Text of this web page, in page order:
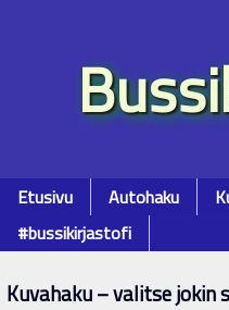
Etusivu Autohaku
#bussikirjastofi
Kuvahaku – valitse jokin